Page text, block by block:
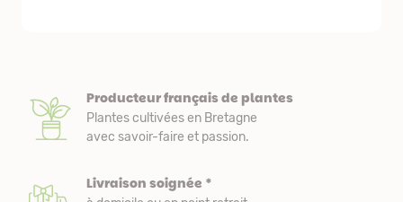
Producteur français de plantes
Plantes cultivées en Bretagne
avec savoir-faire et passion.
Livraison soignée *